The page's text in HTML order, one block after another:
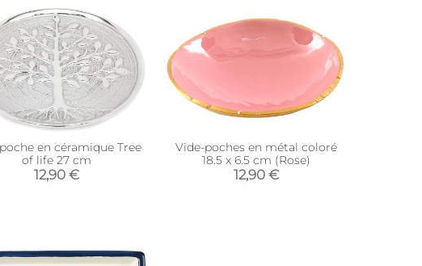
en céramique Tree
of life 27 cm
12,90 €
Vide-poches en métal coloré
18.5 x 6.5 cm (Rose)
12,90 €